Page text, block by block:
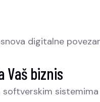
digitalne
Vaš biznis
softverskim